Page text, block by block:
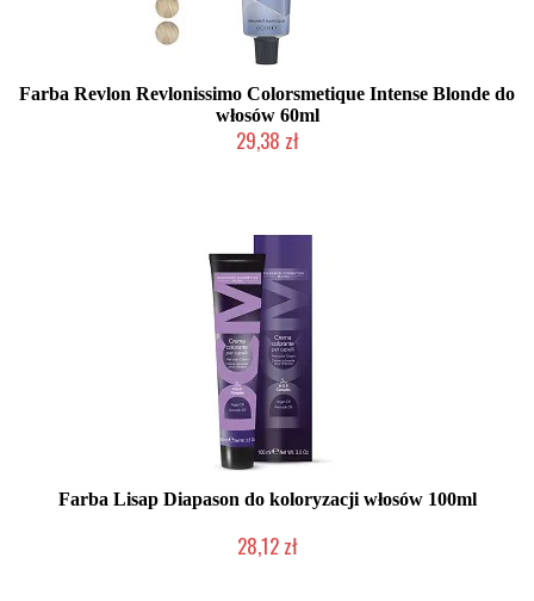
Farba Revlon Revlonissimo Colorsmetique Intense Blonde do
włosów 60ml
29,38 zł
Farba Lisap Diapason do koloryzacji włosów 100ml
28,12 zł